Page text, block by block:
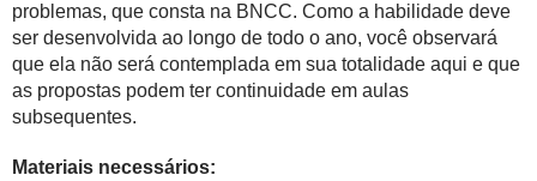
problemas, que consta na BNCC. Como a habilidade deve
ser desenvolvida ao longo de todo o ano, você observará
que ela não será contemplada em sua totalidade aqui e que
as propostas podem ter continuidade em aulas
subsequentes.
Materiais necessários: